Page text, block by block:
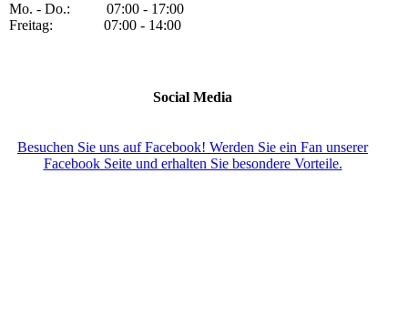
Mo. - Do.: 07:00 - 17:00
Freitag: 07:00 - 14:00
Social Media
Besuchen Sie uns auf Facebook! Werden Sie ein Fan unserer
Facebook Seite und erhalten Sie besondere Vorteile.